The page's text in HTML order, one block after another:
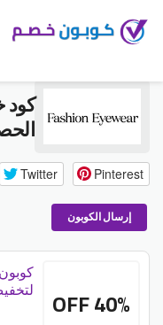
الحصري 2026
Twitter Pinterest
إرسال الكوبون
40% OFF